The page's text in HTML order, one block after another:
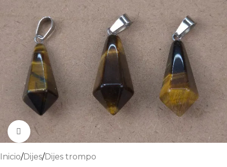
Haga clic para ampliar
Inicio/Dijes/Dijes trompo